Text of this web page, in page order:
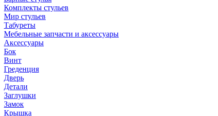
Комплекты стульев
Мир стульев
Табуреты
Мебельные запчасти и аксессуары
Аксессуары
Бок
Винт
Греденция
Дверь
Детали
Заглушки
Замок
Крышка